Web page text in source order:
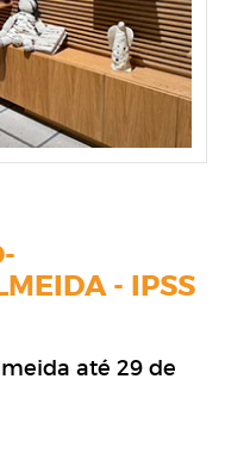
- IPSS
até 29 de